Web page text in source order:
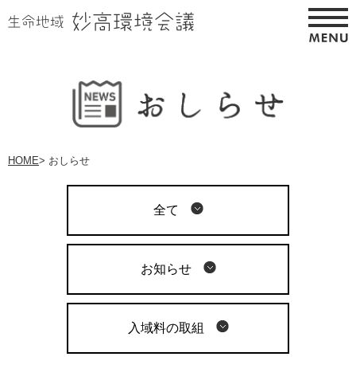
HOME> おしらせ
全て
お知らせ
入域料の取組